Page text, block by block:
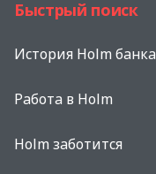
Быстрый поиск
История Holm банка
Работа в Holm
Holm заботится